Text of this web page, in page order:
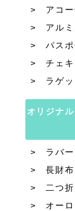
アコ
アル
パス
チェ
ラゲ
オリジナ
ラバ
長財布
二つ
オー